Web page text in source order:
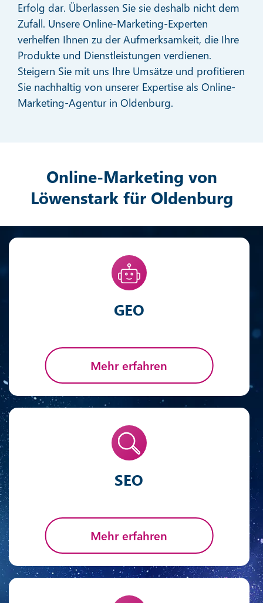
Erfolg dar. Überlassen Sie sie deshalb nicht dem
Zufall. Unsere Online-Marketing-Experten
verhelfen Ihnen zu der Aufmerksamkeit, die Ihre
Produkte und Dienstleistungen verdienen.
Steigern Sie mit uns Ihre Umsätze und profitieren
Sie nachhaltig von unserer Expertise als Online-
Marketing-Agentur in Oldenburg.
Online-Marketing von
Löwenstark für Oldenburg
GEO
Mehr erfahren
SEO
Mehr erfahren